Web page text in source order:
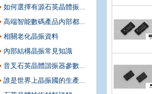
如何選擇有源石英晶體振...
高端智能數碼產品內部都...
相關老化晶振資料
內部結構晶振常見知識
音叉石英晶體諧振器參數...
誰是世界上晶振國的生產...